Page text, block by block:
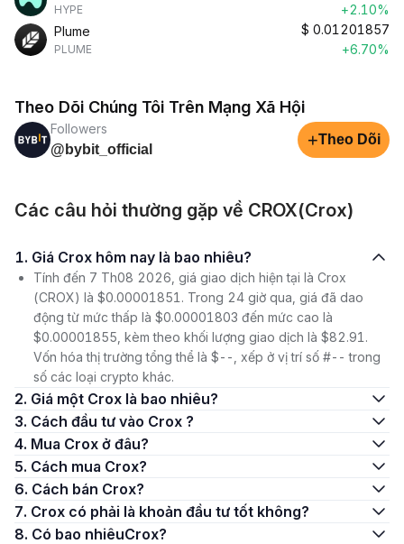
HYPE
+2.10%
Plume
PLUME
$ 0.01201857
+6.70%
Theo Dõi Chúng Tôi Trên Mạng Xã Hội
Followers
@bybit_official
+Theo Dõi
Các câu hỏi thường gặp về CROX(Crox)
1. Giá Crox hôm nay là bao nhiêu?
Tính đến 7 Th08 2026, giá giao dịch hiện tại là Crox
(CROX) là $0.00001851. Trong 24 giờ qua, giá đã dao
động từ mức thấp là $0.00001803 đến mức cao là
$0.00001855, kèm theo khối lượng giao dịch là $82.91.
Vốn hóa thị trường tổng thể là $--, xếp ở vị trí số #-- trong
số các loại crypto khác.
2. Giá một Crox là bao nhiêu?
3. Cách đầu tư vào Crox ?
4. Mua Crox ở đâu?
5. Cách mua Crox?
6. Cách bán Crox?
7. Crox có phải là khoản đầu tư tốt không?
8. Có bao nhiêuCrox?